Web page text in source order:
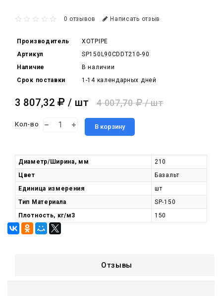
0 отзывов Написать отзыв
Производитель
XOTPIPE
Артикул
SP150L90CDDT210-90
Наличие
В наличии
Срок поставки
1-14 календарных дней
3 807,32 / шт 4 007,70 / шт
Кол-во В корзину
Диаметр/Ширина, мм
210
Цвет
Базальт
Единица измерения
шт
Тип Материала
SP-150
Плотность, кг/м3
150
Отзывы